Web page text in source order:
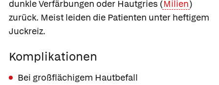
dunkle Verfärbungen oder Hautgries (Milien)
zurück. Meist leiden die Patienten unter heftigem
Juckreiz.
Komplikationen
Bei großflächigem Hautbefall